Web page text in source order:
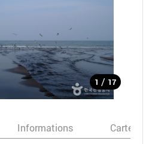
1 / 17
Informations Carte